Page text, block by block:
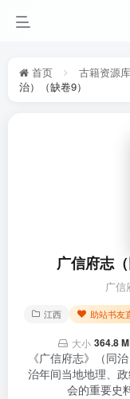
首页 古籍资源库
治）（缺卷9）
广信府志
广信
江西 助站书友
大小 364.8
《广信府志》（同
治年间当地地理、
会的重要史